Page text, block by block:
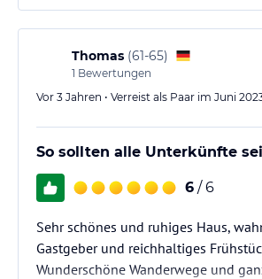
Thomas (61-65)
1 Bewertungen
Vor 3 Jahren • Verreist als Paar im Juni
So sollten alle Unterkünfte
6 / 6
Sehr schönes und ruhiges Haus,
Gastgeber und reichhaltiges
Wunderschöne Wanderwege und